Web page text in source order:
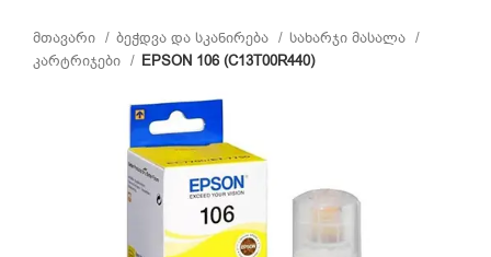
მთავარი ბეჭდვა და სკანირება
სახარჯი მასალა
კარტრიჯები
EPSON 106 (C13T00R440)